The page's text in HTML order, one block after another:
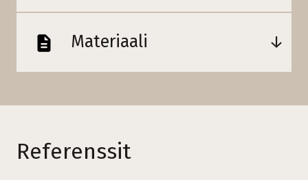
Materiaali
Referenssit